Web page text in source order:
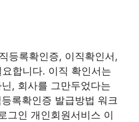
등록확인증, 이직확인서,
합니다. 이직 확인서는
, 회사를 그만두었다는
록확인증 발급방법 워크
그인 개인회원서비스 이